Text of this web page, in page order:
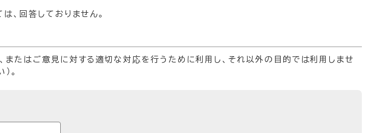
、回答しておりません。
またはご意見に対する適切な対応を行うために利用し、それ以外の目的では利用しませ
。